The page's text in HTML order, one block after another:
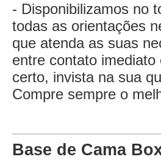
- Disponibilizamos no
todas as orientações
que atenda as suas
entre contato
certo, invista na sua
Compre sempre o
Base de Cama